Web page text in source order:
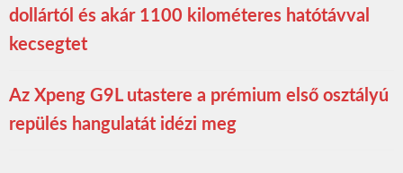
dollártól és akár 1100 kilométeres hatótávval
kecsegtet
Az Xpeng G9L utastere a prémium első osztályú
repülés hangulatát idézi meg